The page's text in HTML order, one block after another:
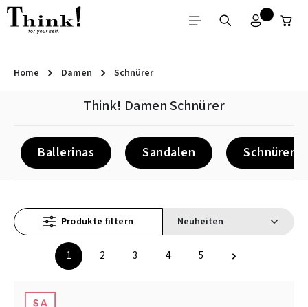
Zum Hauptinhalt springen
Home Damen Schnürer
Think! Damen Schnürer
Ballerinas Sandalen Schnürer
Seite
1 Seite
2 Seite
3 Seite
4 Seite
5
Produkte filtern